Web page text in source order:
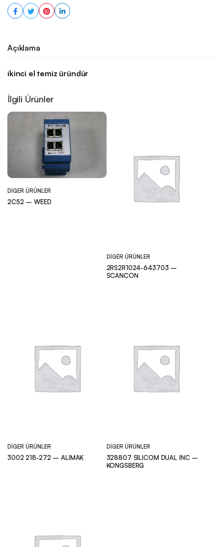
Açıklama
ikinci el temiz üründür
İlgili Ürünler
DIGER ÜRÜNLER
2C52 – WEED
DIGER ÜRÜNLER
2RS2R1024-643703 –
SCANCON
DIGER ÜRÜNLER
3002 218-272 – ALIMAK
DIGER ÜRÜNLER
328807 SILICOM DUAL INC –
KONGSBERG